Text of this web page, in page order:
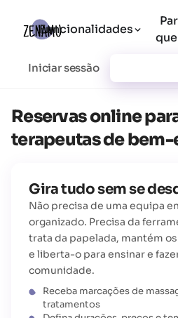
Funcionalidades
Iniciar sessão
Reservas online
terapeutas de bem-
Gira tudo sem se
Não precisa de uma equipa
organizado. Precisa da
trata da papelada, mantém
e liberta-o para ensinar e
comunidade.
Receba marcações de
tratamentos